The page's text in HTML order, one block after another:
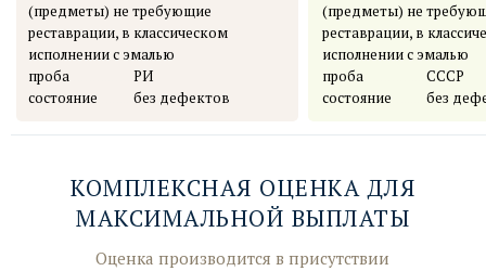
(предметы) не требующие
реставрации, в классическом
исполнении с эмалью
проба
РИ
состояние
без дефектов
(предметы) не
реставрации, в
исполнении с эмалью
проба
СССР
состояние
без
КОМПЛЕКСНАЯ ОЦЕНКА ДЛЯ
МАКСИМАЛЬНОЙ ВЫПЛАТЫ
Оценка производится в присутствии